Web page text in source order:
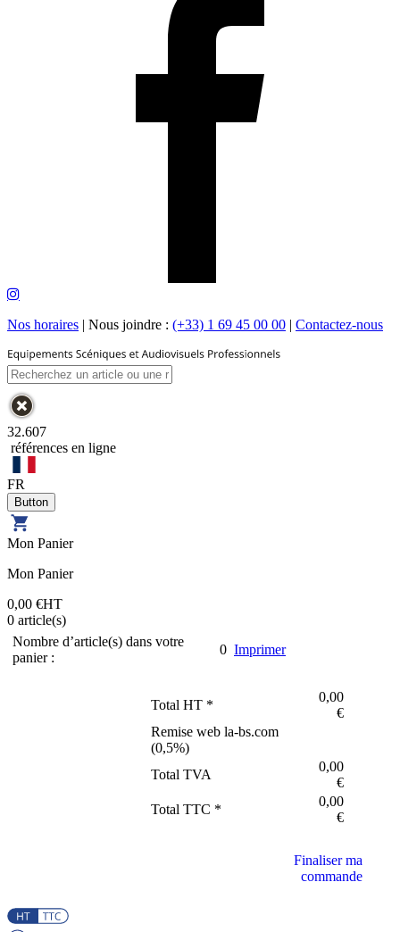
Nos horaires | Nous joindre : (+33) 1 69 45 00 00 | Contactez-nous
32.607
références en ligne
FR
Mon Panier
Mon Panier
0,00 €HT
0 article(s)
Nombre d’article(s) dans votre
panier :
0 Imprimer
Total HT *
0,00
€
Remise web la-bs.com
(0,5%)
Total TVA
0,00
€
Total TTC *
0,00
€
Finaliser ma
commande